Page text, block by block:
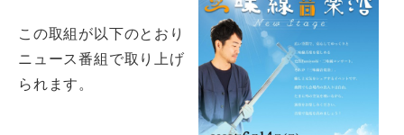
この取組が以下のとおり
ニュース番組で取り上げ
られます。